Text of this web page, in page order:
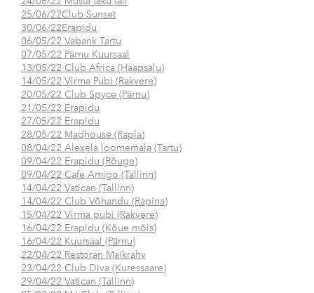
25/06/22Club Sunset
30/06/22Erapidu
06/05/22 Vabank Tartu
07/05/22 Pärnu Kuursaal
13/05/22 Club Africa (Haapsalu)
14/05/22 Virma Pubi (Rakvere)
20/05/22 Club Spyce (Pärnu)
21/05/22 Erapidu
27/05/22 Erapidu
28/05/22 Madhouse (Rapla)
08/04/22 Alexela loomemaja (Tartu)
09/04/22 Erapidu (Rõuge)
09/04/22 Cafe Amigo (Tallinn)
14/04/22 Vatican (Tallinn)
14/04/22 Club Võhandu (Räpina)
15/04/22 Virma pubi (Rakvere)
16/04/22 Erapidu (Kõue mõis)
16/04/22 Kuursaal (Pärnu)
22/04/22 Restoran Maikrahv
23/04/22 Club Diva (Kuressaare)
29/04/22 Vatican (Tallinn)